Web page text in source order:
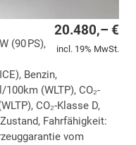
20.480,– €
incl. 19% MwSt.
(90 PS),
Benzin,
(WLTP), CO₂-
CO₂-Klasse D,
Fahrfähigkeit:
vom